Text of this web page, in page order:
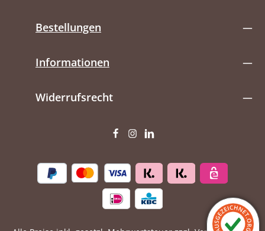
Bestellungen
Informationen
Widerrufsrecht